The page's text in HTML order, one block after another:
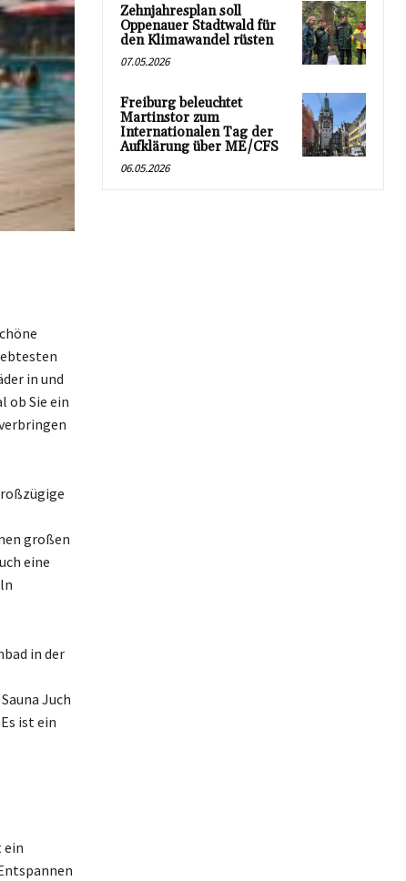
in und
ob Sie ein
großen
eine
in der
Juch
ist ein
ein
Zehnjahresplan soll
Oppenauer Stadtwald für
den Klimawandel rüsten
07.05.2026
Freiburg beleuchtet
Martinstor zum
Internationalen Tag der
Aufklärung über ME/CFS
06.05.2026